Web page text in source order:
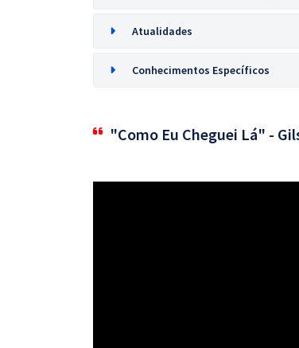
Atualidades
Conhecimentos Específicos
"Como Eu Cheguei Lá" -